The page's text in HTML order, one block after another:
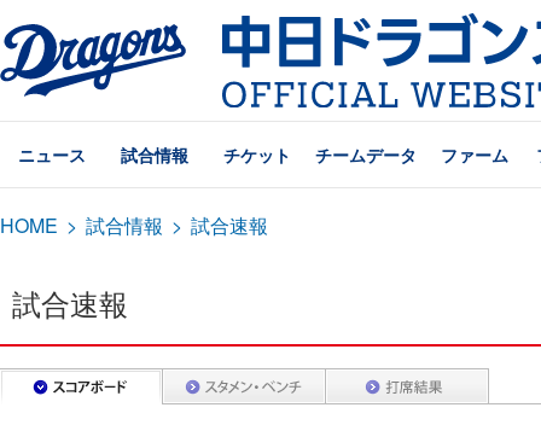
ニュース 試合情報 チケット チームデータ ファーム
HOME > 試合情報 > 試合速報
試合速報